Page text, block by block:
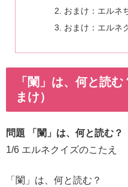
おまけ：エルネ
おまけ：エルネ
「闌」は、何と読
まけ）
問題 「闌」は、何と読む？
1/6 エルネクイズのこたえ
「闌」は、何と読む？